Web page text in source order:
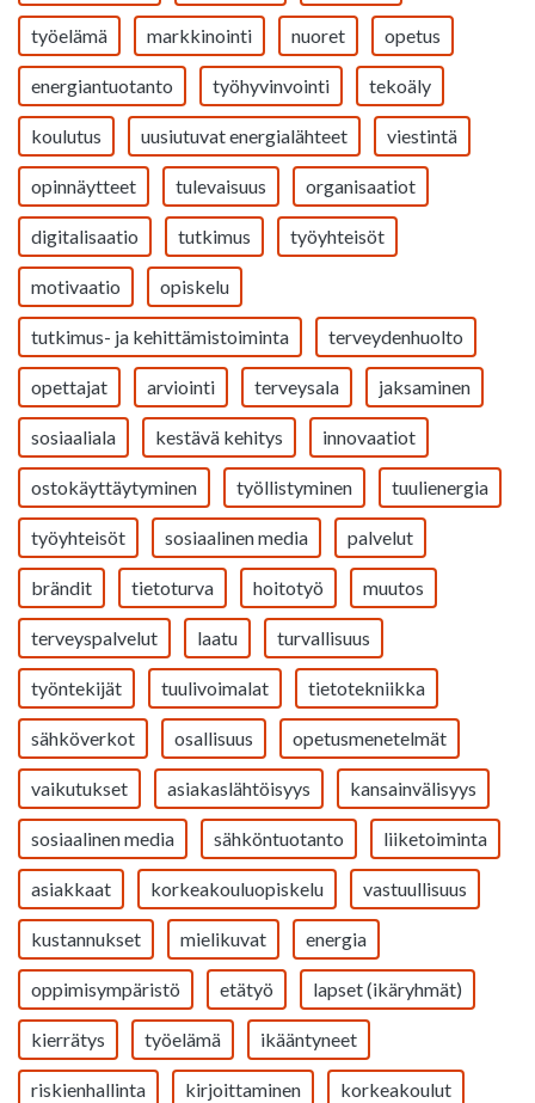
työelämä markkinointi nuoret opetus
energiantuotanto työhyvinvointi tekoäly
koulutus uusiutuvat energialähteet viestintä
opinnäytteet tulevaisuus organisaatiot
digitalisaatio tutkimus työyhteisöt
motivaatio opiskelu
tutkimus- ja kehittämistoiminta terveydenhuolto
opettajat arviointi terveysala jaksaminen
sosiaaliala kestävä kehitys innovaatiot
ostokäyttäytyminen työllistyminen tuulienergia
työyhteisöt sosiaalinen media palvelut
brändit tietoturva hoitotyö muutos
terveyspalvelut laatu turvallisuus
työntekijät tuulivoimalat tietotekniikka
sähköverkot osallisuus opetusmenetelmät
vaikutukset asiakaslähtöisyys kansainvälisyys
sosiaalinen media sähköntuotanto liiketoiminta
asiakkaat korkeakouluopiskelu vastuullisuus
kustannukset mielikuvat energia
oppimisympäristö etätyö lapset (ikäryhmät)
kierrätys työelämä ikääntyneet
riskienhallinta kirjoittaminen korkeakoulut